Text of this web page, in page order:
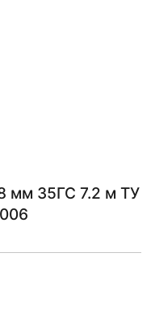
мм 35ГС 7.2 м ТУ